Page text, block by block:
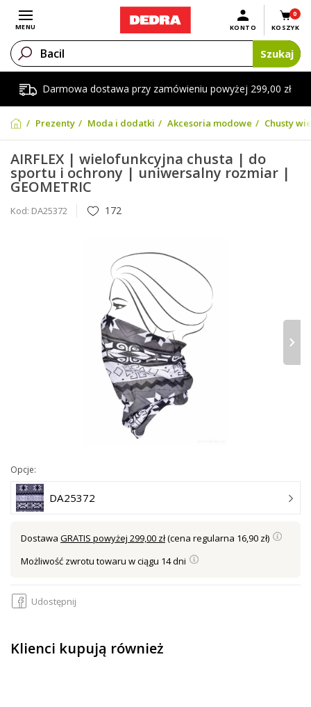
Darmowa dostawa przy zamówieniu powyżej 299,00 zł
Otwórz menu
MENU
0
KOSZYK
KONTO
Szukaj
Prezenty Moda i dodatki Akcesoria modowe Chusty
AIRFLEX | wielofunkcyjna chusta | do
sportu i ochrony | uniwersalny rozmiar |
GEOMETRIC
Kod: DA25372 172
›
Opcje:
DA25372
Dostawa GRATIS powyżej 299,00 zł(cena regularna 16,90 zł)
Możliwość zwrotu towaru w ciągu 14 dni
Udostępnij
Klienci kupują również